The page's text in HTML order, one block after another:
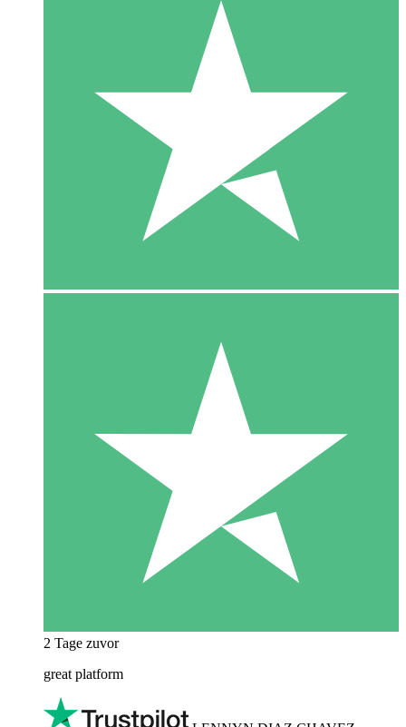
2 Tage zuvor
great platform